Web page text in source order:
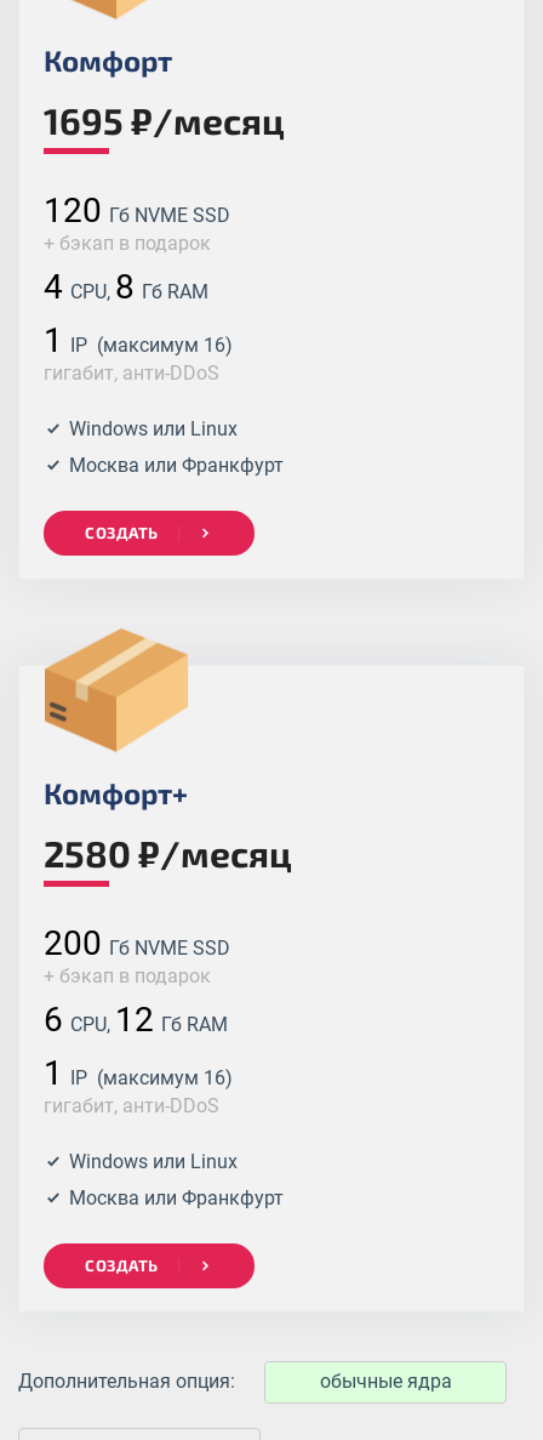
Комфорт
1695 ₽/месяц
120 Гб NVME SSD
+ бэкап в подарок
4 CPU, 8 Гб RAM
1
IP (максимум 16)
гигабит, анти-DDoS
Windows или Linux
Москва или Франкфурт
СОЗДАТЬ
Комфорт+
2580 ₽/месяц
200 Гб NVME SSD
+ бэкап в подарок
6 CPU, 12 Гб RAM
1
IP (максимум 16)
гигабит, анти-DDoS
Windows или Linux
Москва или Франкфурт
СОЗДАТЬ
Дополнительная опция: обычные ядра